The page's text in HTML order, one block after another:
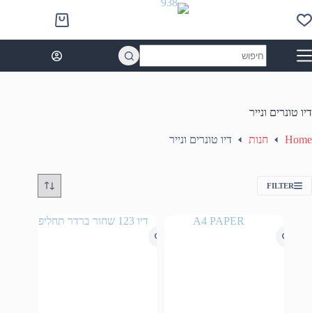
to
content
Shopping
cart
results
דיו טונרים ונייר
Home חנות דיו טונרים ונייר
FILTER